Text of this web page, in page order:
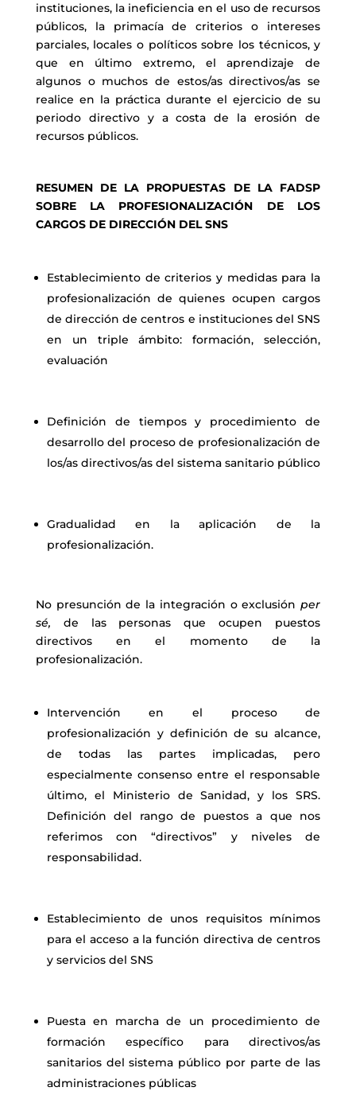
instituciones, la ineficiencia en el uso de recursos
públicos, la primacía de criterios o intereses
parciales, locales o políticos sobre los técnicos, y
que en último extremo, el aprendizaje de
algunos o muchos de estos/as directivos/as se
realice en la práctica durante el ejercicio de su
periodo directivo y a costa de la erosión de
recursos públicos.
RESUMEN DE LA PROPUESTAS DE LA FADSP
SOBRE LA PROFESIONALIZACIÓN DE LOS
CARGOS DE DIRECCIÓN DEL SNS
Establecimiento de criterios y medidas para la
profesionalización de quienes ocupen cargos
de dirección de centros e instituciones del SNS
en un triple ámbito: formación, selección,
evaluación
Definición de tiempos y procedimiento de
desarrollo del proceso de profesionalización de
los/as directivos/as del sistema sanitario público
Gradualidad en la aplicación de la
profesionalización.
No presunción de la integración o exclusiónper
sé, de las personas que ocupen puestos
directivos en el momento de la
profesionalización.
Intervención en el proceso de
profesionalización y definición de su alcance,
de todas las partes implicadas, pero
especialmente consenso entre el responsable
último, el Ministerio de Sanidad, y los SRS.
Definición del rango de puestos a que nos
referimos con “directivos” y niveles de
responsabilidad.
Establecimiento de unos requisitos mínimos
para el acceso a la función directiva de centros
y servicios del SNS
Puesta en marcha de un procedimiento de
formación específico para directivos/as
sanitarios del sistema público por parte de las
administraciones públicas